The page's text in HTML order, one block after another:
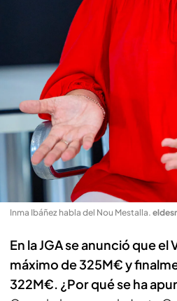
Inma Ibáñez habla del Nou Mestalla.
En la JGA se anunció que el
máximo de 325M€ y
322M€. ¿Por qué se ha